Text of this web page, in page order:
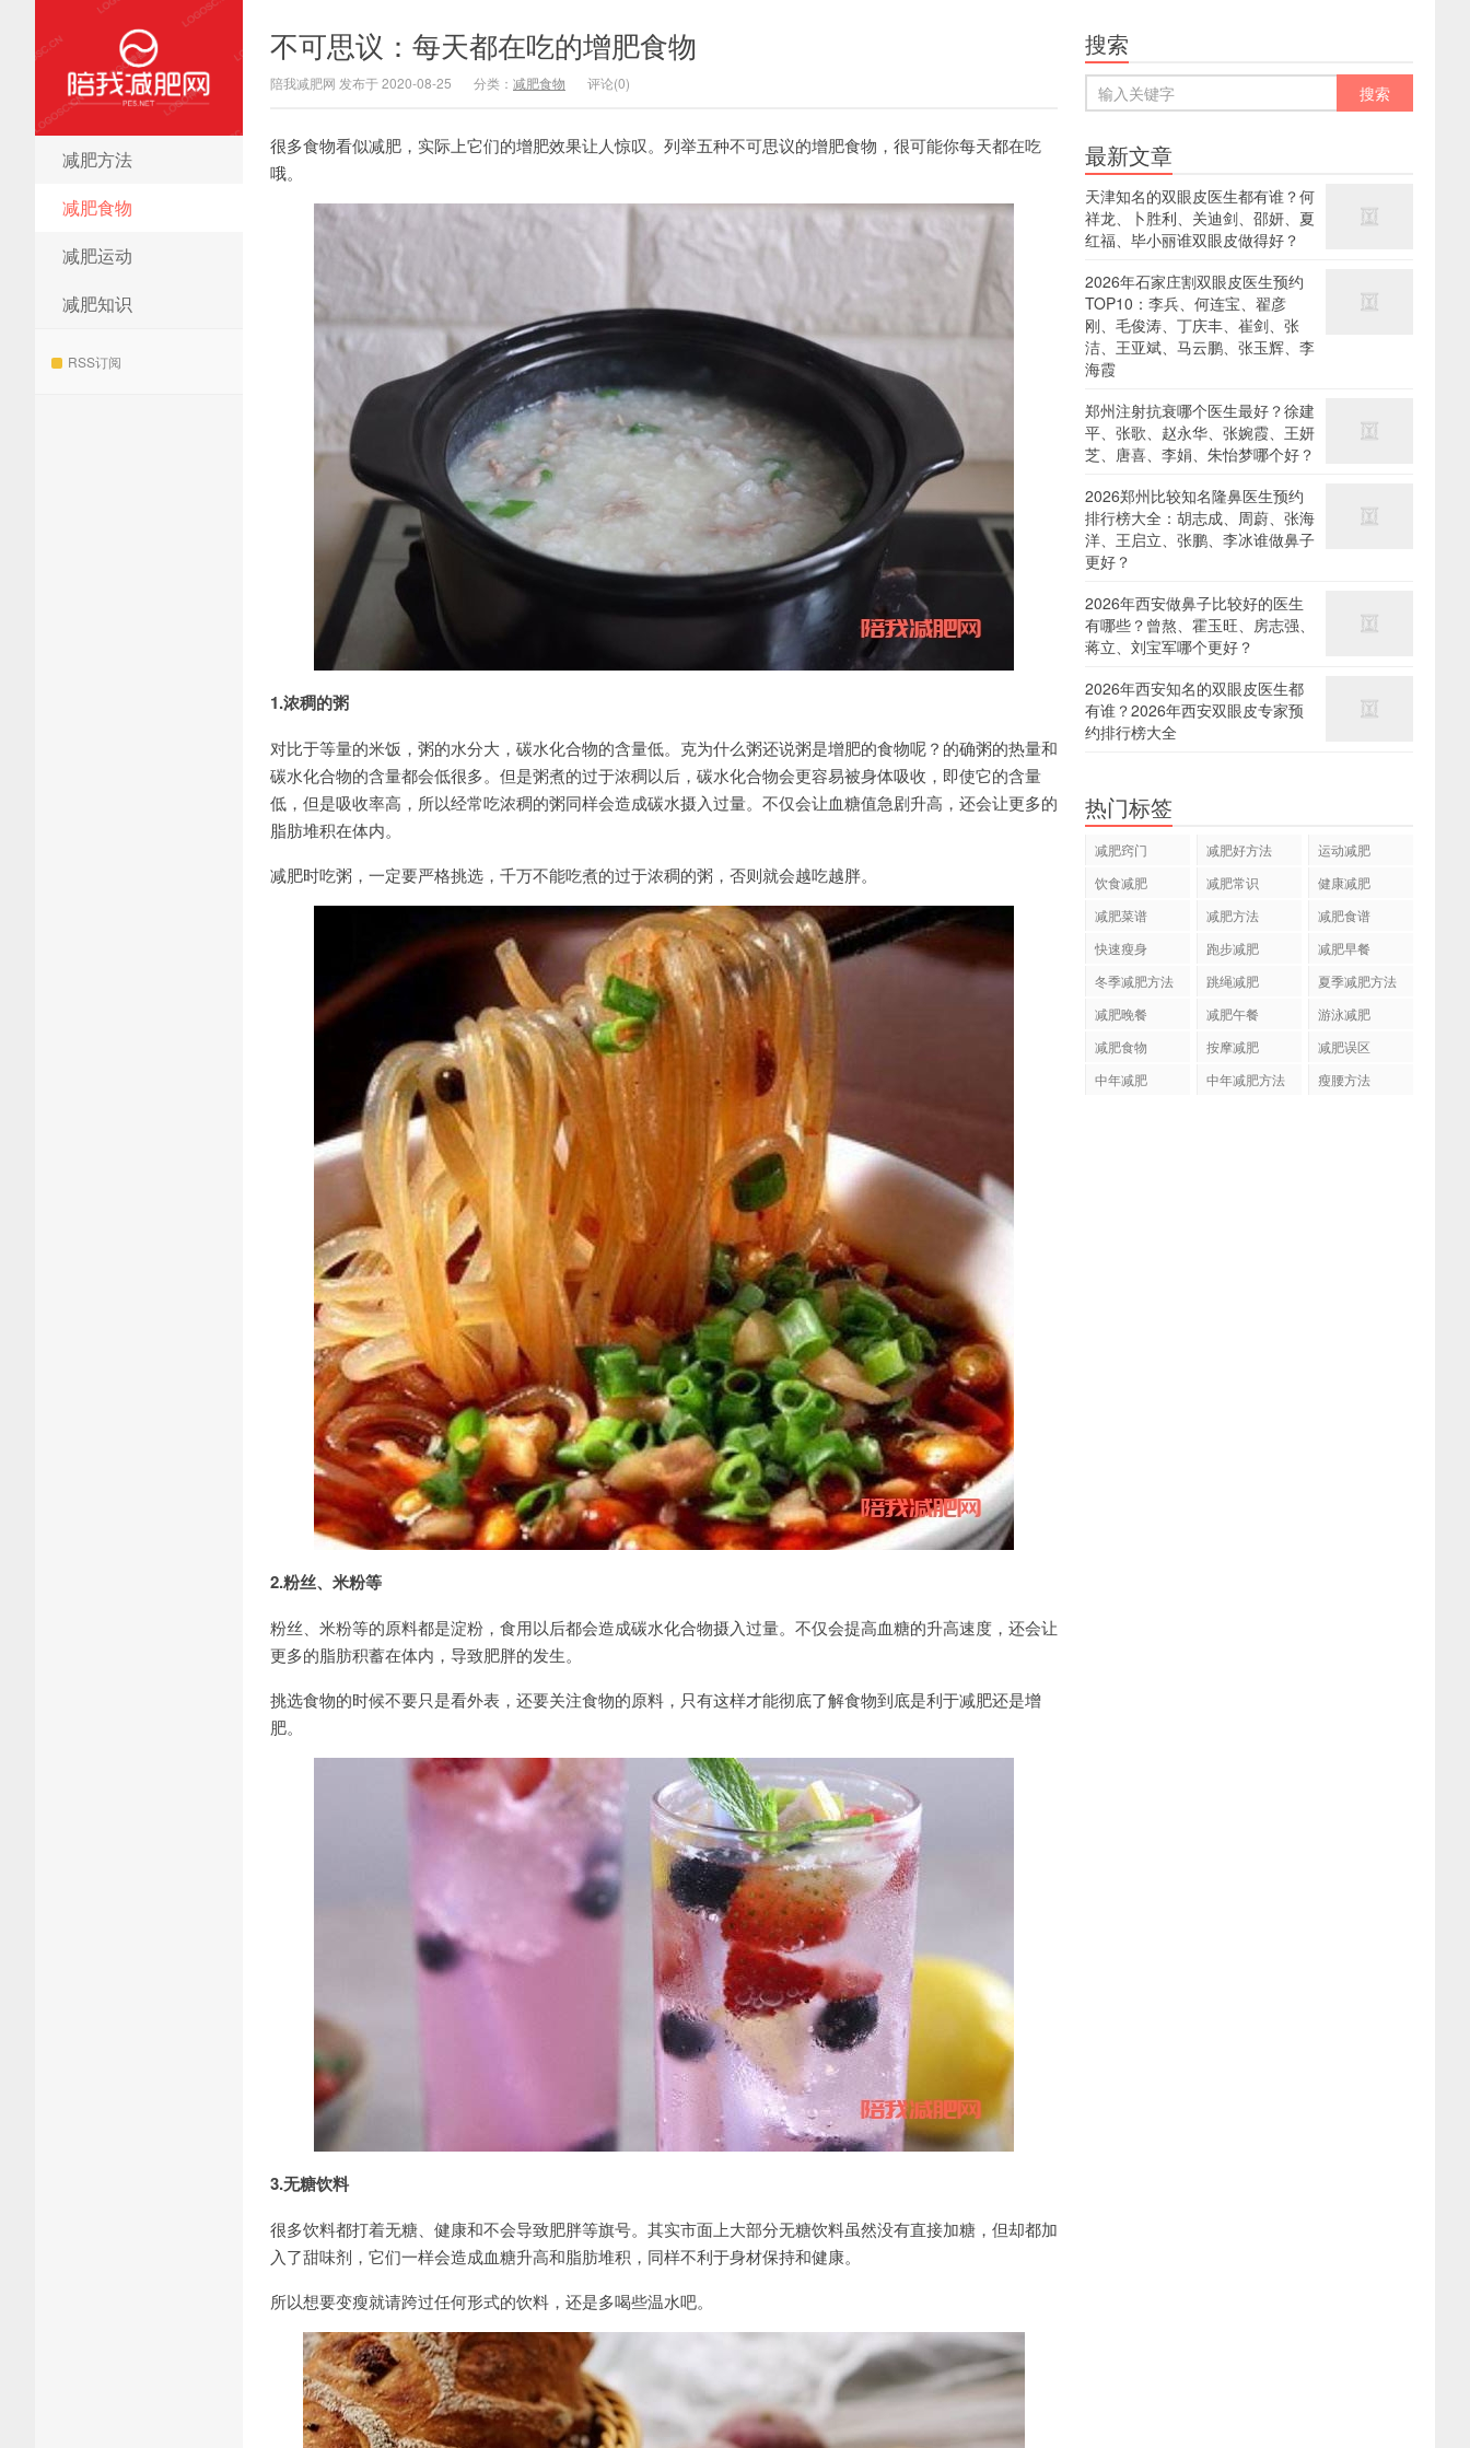
陪我减肥网
减肥方法
减肥食物
减肥运动
减肥知识
RSS订阅
不可思议：每天都在吃的增肥食物
陪我减肥网 发布于 2020-08-25 分类： 减肥食物 评论(0)
很多食物看似减肥，实际上它们的增肥效果让人惊叹。列举五种不可思议的增肥食物，很可能你每天都在吃
哦。
1.浓稠的粥
对比于等量的米饭，粥的水分大，碳水化合物的含量低。克为什么粥还说粥是增肥的食物呢？的确粥的热量和
碳水化合物的含量都会低很多。但是粥煮的过于浓稠以后，碳水化合物会更容易被身体吸收，即使它的含量
低，但是吸收率高，所以经常吃浓稠的粥同样会造成碳水摄入过量。不仅会让血糖值急剧升高，还会让更多的
脂肪堆积在体内。
减肥时吃粥，一定要严格挑选，千万不能吃煮的过于浓稠的粥，否则就会越吃越胖。
2.粉丝、米粉等
粉丝、米粉等的原料都是淀粉，食用以后都会造成碳水化合物摄入过量。不仅会提高血糖的升高速度，还会让
更多的脂肪积蓄在体内，导致肥胖的发生。
挑选食物的时候不要只是看外表，还要关注食物的原料，只有这样才能彻底了解食物到底是利于减肥还是增
肥。
3.无糖饮料
很多饮料都打着无糖、健康和不会导致肥胖等旗号。其实市面上大部分无糖饮料虽然没有直接加糖，但却都加
入了甜味剂，它们一样会造成血糖升高和脂肪堆积，同样不利于身材保持和健康。
所以想要变瘦就请跨过任何形式的饮料，还是多喝些温水吧。
搜索
最新文章
天津知名的双眼皮医生都有谁？何
祥龙、卜胜利、关迪剑、邵妍、夏
红福、毕小丽谁双眼皮做得好？
2026年石家庄割双眼皮医生预约
TOP10：李兵、何连宝、翟彦
刚、毛俊涛、丁庆丰、崔剑、张
洁、王亚斌、马云鹏、张玉辉、李
海霞
郑州注射抗衰哪个医生最好？徐建
平、张歌、赵永华、张婉霞、王妍
芝、唐喜、李娟、朱怡梦哪个好？
2026郑州比较知名隆鼻医生预约
排行榜大全：胡志成、周蔚、张海
洋、王启立、张鹏、李冰谁做鼻子
更好？
2026年西安做鼻子比较好的医生
有哪些？曾熬、霍玉旺、房志强、
蒋立、刘宝军哪个更好？
2026年西安知名的双眼皮医生都
有谁？2026年西安双眼皮专家预
约排行榜大全
热门标签
减肥窍门 减肥好方法
运动减肥
饮食减肥
减肥常识
健康减肥
减肥菜谱
减肥方法
减肥食谱
快速瘦身
跑步减肥
减肥早餐
冬季减肥方法
跳绳减肥
夏季减肥方法
减肥晚餐
减肥午餐
游泳减肥
减肥食物
按摩减肥
减肥误区
中年减肥
中年减肥方法 瘦腰方法